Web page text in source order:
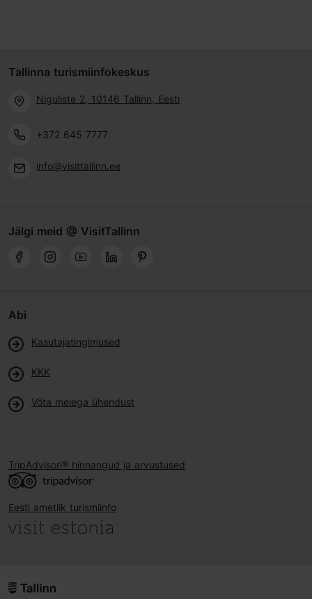
Tallinna turismiinfokeskus
Niguliste 2, 10146 Tallinn, Eesti
+372 645 7777
info@visittallinn.ee
Jälgi meid @ VisitTallinn
Abi
Kasutajatingimused
KKK
Võta meiega ühendust
TripAdvisori® hinnangud ja arvustused
Eesti ametlik turismiinfo